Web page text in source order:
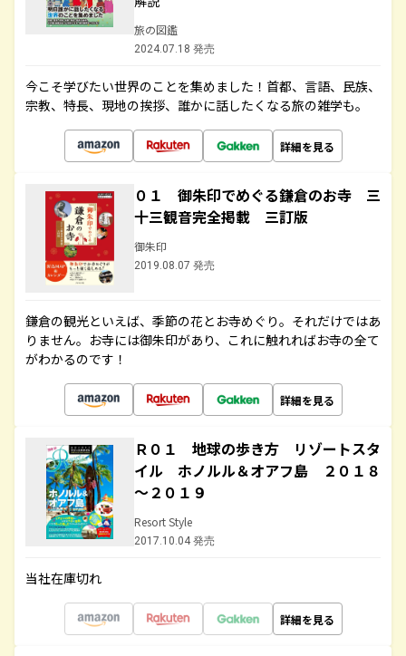
旅の図鑑
2024.07.18 発売
今こそ学びたい世界のことを集めました！首都、言語、民族、
宗教、特長、現地の挨拶、誰かに話したくなる旅の雑学も。
詳細を見る
０１ 御朱印でめぐる鎌倉のお寺 三
十三観音完全掲載 三訂版
御朱印
2019.08.07 発売
鎌倉の観光といえば、季節の花とお寺めぐり。それだけではあ
りません。お寺には御朱印があり、これに触れればお寺の全て
がわかるのです！
詳細を見る
Ｒ０１ 地球の歩き方 リゾートスタ
イル ホノルル＆オアフ島 ２０１８
～２０１９
Resort Style
2017.10.04 発売
当社在庫切れ
詳細を見る